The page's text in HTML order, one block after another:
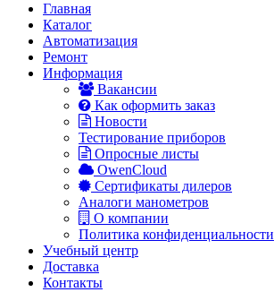
Главная
Каталог
Автоматизация
Ремонт
Информация
Вакансии
Как оформить заказ
Новости
Тестирование приборов
Опросные листы
OwenCloud
Сертификаты дилеров
Аналоги манометров
О компании
Политика конфиденциальности
Учебный центр
Доставка
Контакты